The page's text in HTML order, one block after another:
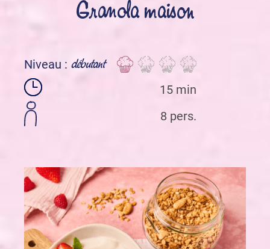
Granola maison
Niveau : débutant
15 min
8 pers.